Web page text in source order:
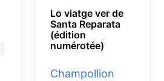
Lo viatge ver de
Santa Reparata
(édition
numérotée)
Champollion